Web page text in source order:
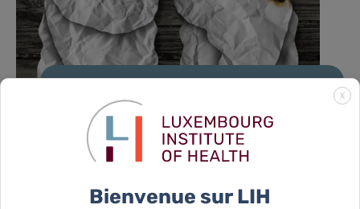
Un nouveau rôle pour le formate :
comment le cancer reprogramme les
cellules pulmonaires pour favoriser les
métastases
X
Bienvenue sur LIH